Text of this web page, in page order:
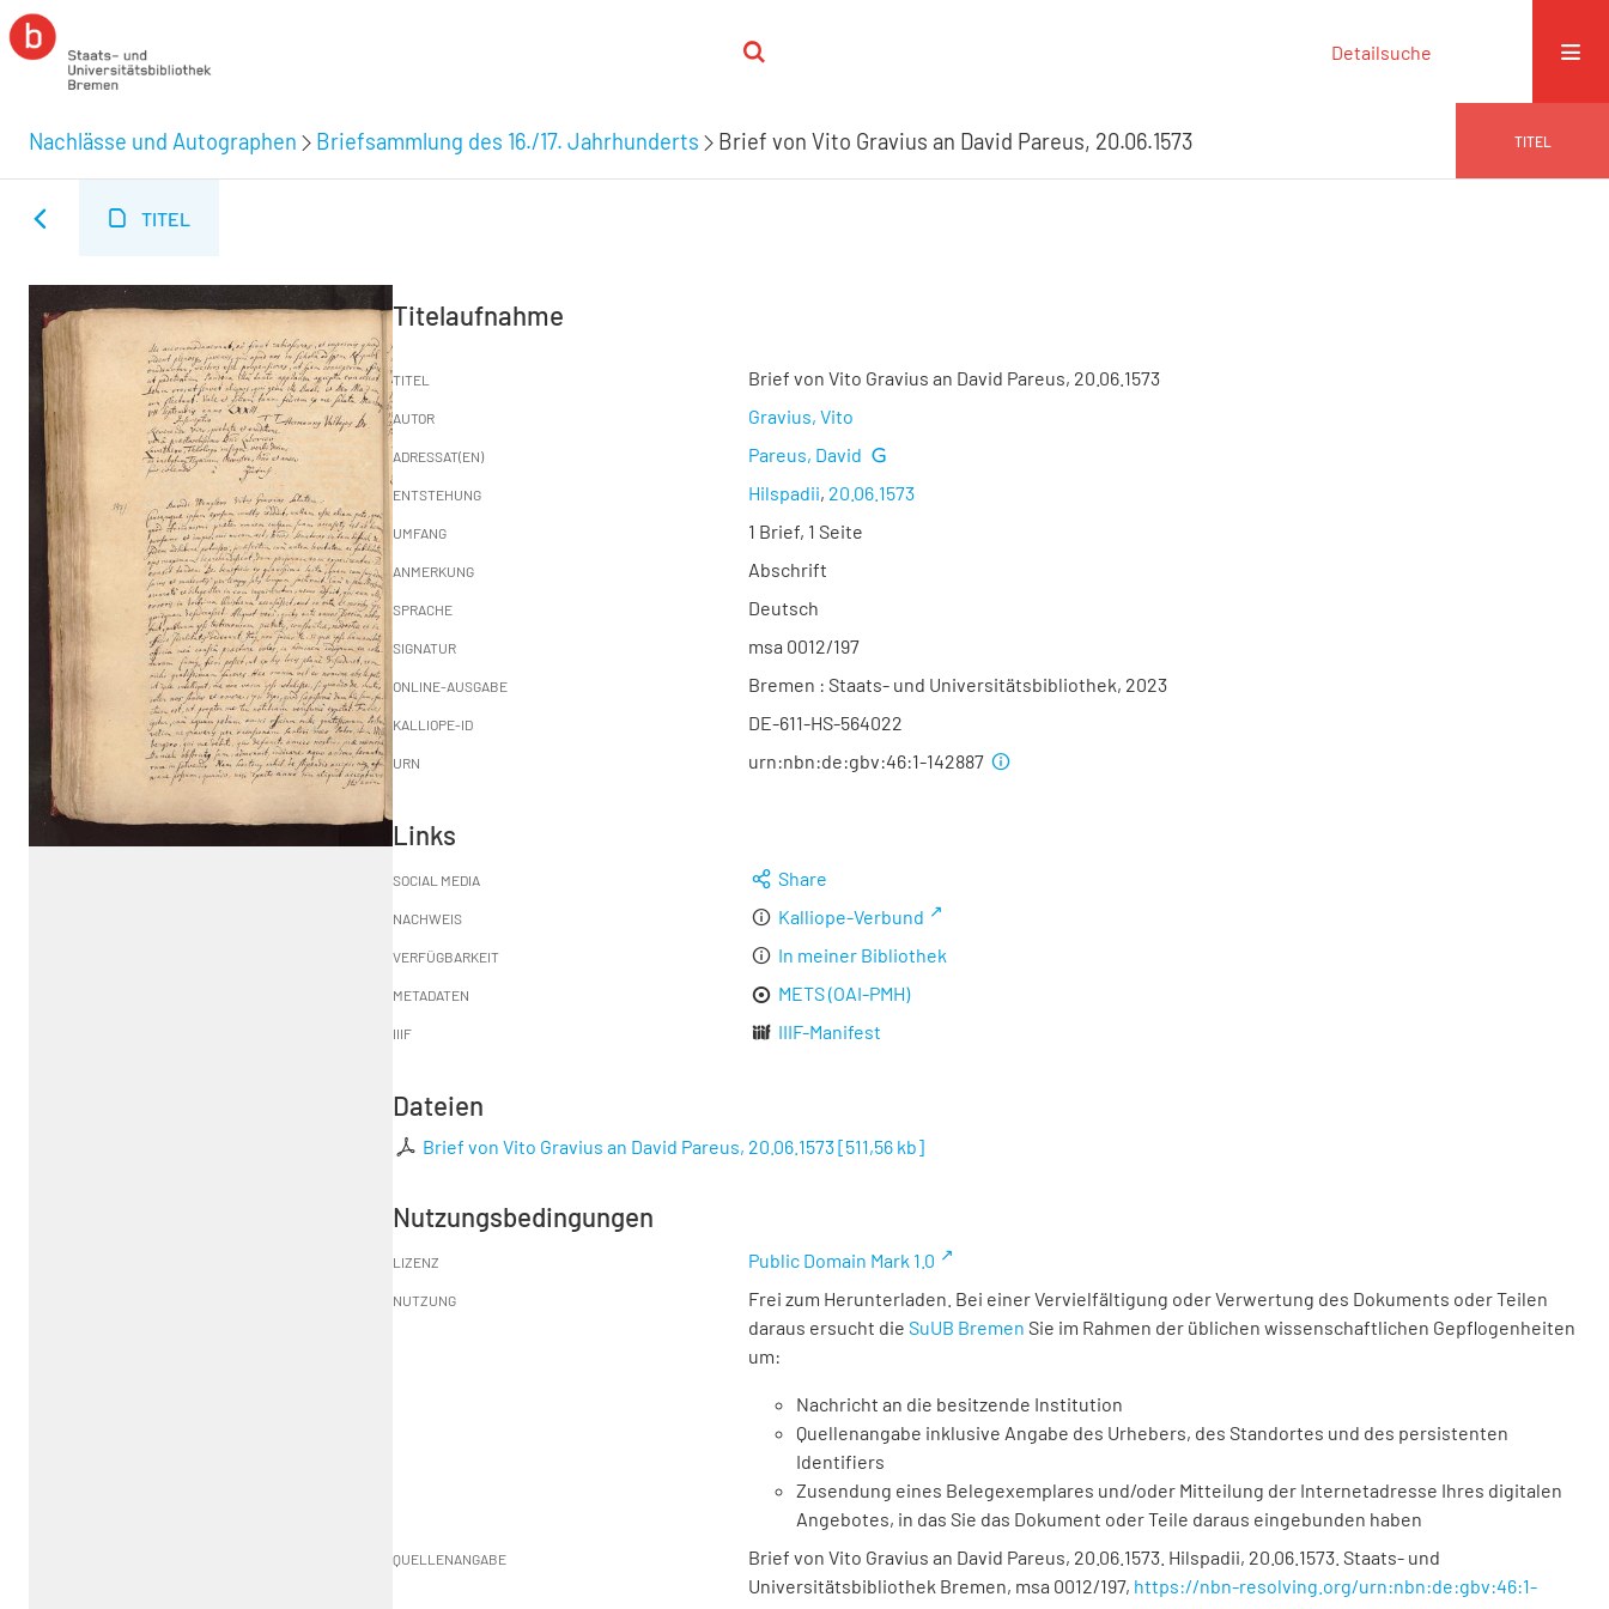
Detailsuche
Nachlässe und Autographen Briefsammlung des 16./17. Jahrhunderts Brief von Vito Gravius an David Pareus, 20.06.1573 TITEL
TITEL
Titelaufnahme
TITEL Brief von Vito Gravius an David Pareus, 20.06.1573
AUTOR Gravius, Vito
ADRESSAT(EN) Pareus, David
ENTSTEHUNG Hilspadii, 20.06.1573
UMFANG 1 Brief, 1 Seite
ANMERKUNG Abschrift
SPRACHE Deutsch
SIGNATUR msa 0012/197
ONLINE-AUSGABE Bremen : Staats- und Universitätsbibliothek, 2023
KALLIOPE-ID DE-611-HS-564022
URN urn:nbn:de:gbv:46:1-142887
Links
SOCIAL MEDIA Share
NACHWEIS Kalliope-Verbund
VERFÜGBARKEIT In meiner Bibliothek
METADATEN METS (OAI-PMH)
IIIF IIIF-Manifest
Dateien
Brief von Vito Gravius an David Pareus, 20.06.1573[511,56 kb]
Nutzungsbedingungen
LIZENZ Public Domain Mark 1.0
NUTZUNG
Frei zum Herunterladen. Bei einer Vervielfältigung oder Verwertung des Dokuments oder Teilen
daraus ersucht die SuUB Bremen Sie im Rahmen der üblichen wissenschaftlichen Gepflogenheiten
um:
Nachricht an die besitzende Institution
Quellenangabe inklusive Angabe des Urhebers, des Standortes und des persistenten
Identifiers
Zusendung eines Belegexemplares und/oder Mitteilung der Internetadresse Ihres digitalen
Angebotes, in das Sie das Dokument oder Teile daraus eingebunden haben
QUELLENANGABE
Brief von Vito Gravius an David Pareus, 20.06.1573. Hilspadii, 20.06.1573. Staats- und
Universitätsbibliothek Bremen, msa 0012/197, https://nbn-resolving.org/urn:nbn:de:gbv:46:1-